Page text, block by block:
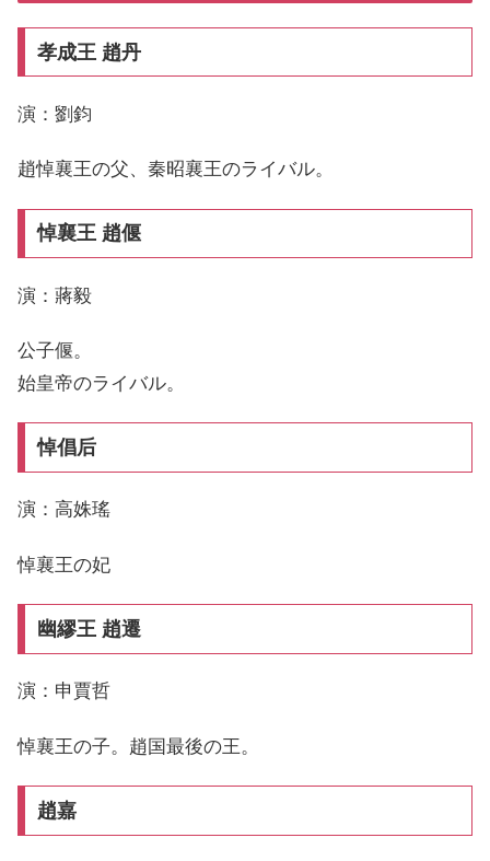
孝成王 趙丹
演：劉鈞
趙悼襄王の父、秦昭襄王のライバル。
悼襄王 趙偃
演：蔣毅
公子偃。
始皇帝のライバル。
悼倡后
演：高姝瑤
悼襄王の妃
幽繆王 趙遷
演：申賈哲
悼襄王の子。趙国最後の王。
趙嘉